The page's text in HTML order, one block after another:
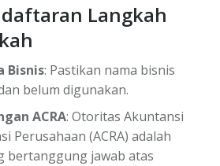
Langkah
Bisnis: Pastikan nama bisnis
belum digunakan.
ACRA: Otoritas Akuntansi
Perusahaan (ACRA) adalah
bertanggung jawab atas